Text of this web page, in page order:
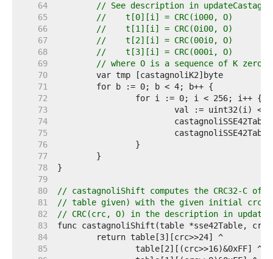
    64
// See description in
    65
//    t[0][i] = CRC(i000, O)
    66
//    t[1][i] = CRC(0i00, O)
    67
//    t[2][i] = CRC(00i0, O)
    68
//    t[3][i] = CRC(000i, O)
    69
// where O is a sequence of K zeros.
    70
    71
    72
    73
    74
    75
    76
    77
    78
    79
    80
// castagnoliShift computes the CRC32-C of
    81
// table given) with the given initial crc
    82
// CRC(crc, O) in the description in
    83
    84
    85